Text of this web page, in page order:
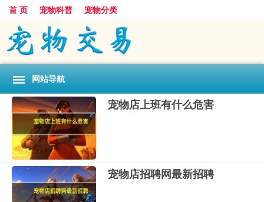
首 页 宠物科普 宠物分类
网站导航
宠物店上班有什么危害
宠物店招聘网最新招聘